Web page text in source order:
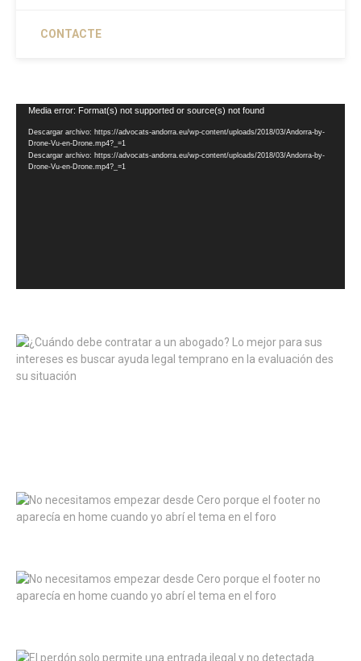
CONTACTE
Reproductor
vídeo
Media error: Format(s) not supported or source(s) not found
Descargar archivo: https://advocats-andorra.eu/wp-content/uploads/2018/03/Andorra-by-
Drone-Vu-en-Drone.mp4?_=1
Descargar archivo: https://advocats-andorra.eu/wp-content/uploads/2018/03/Andorra-by-
Drone-Vu-en-Drone.mp4?_=1